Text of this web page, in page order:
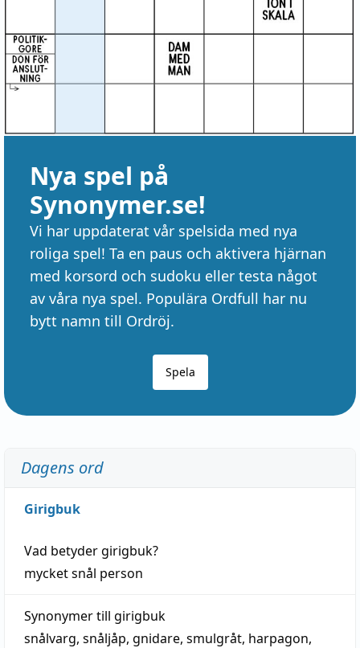
Nya spel på
Synonymer.se!
Vi har uppdaterat vår spelsida med nya
roliga spel! Ta en paus och aktivera hjärnan
med korsord och sudoku eller testa något
av våra nya spel. Populära Ordfull har nu
bytt namn till Ordröj.
Spela
Dagens ord
Girigbuk
Vad betydergirigbuk?
mycketsnål person
Synonymer till girigbuk
snålvarg, snåljåp, gnidare, smulgråt, harpagon,